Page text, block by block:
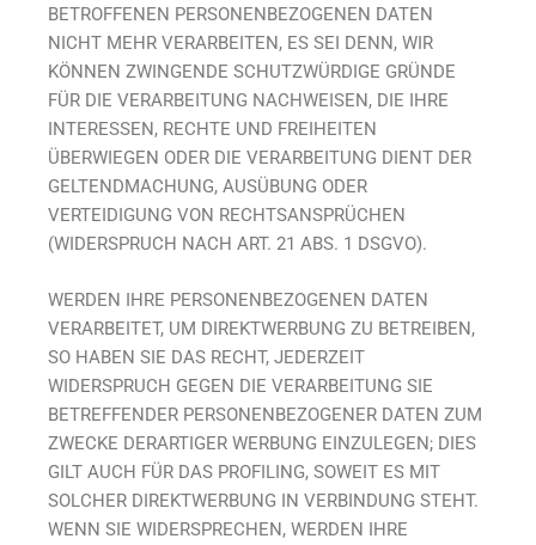
BETROFFENEN PERSONENBEZOGENEN DATEN
NICHT MEHR VERARBEITEN, ES SEI DENN, WIR
KÖNNEN ZWINGENDE SCHUTZWÜRDIGE GRÜNDE
FÜR DIE VERARBEITUNG NACHWEISEN, DIE IHRE
INTERESSEN, RECHTE UND FREIHEITEN
ÜBERWIEGEN ODER DIE VERARBEITUNG DIENT DER
GELTENDMACHUNG, AUSÜBUNG ODER
VERTEIDIGUNG VON RECHTSANSPRÜCHEN
(WIDERSPRUCH NACH ART. 21 ABS. 1 DSGVO).
WERDEN IHRE PERSONENBEZOGENEN DATEN
VERARBEITET, UM DIREKTWERBUNG ZU BETREIBEN,
SO HABEN SIE DAS RECHT, JEDERZEIT
WIDERSPRUCH GEGEN DIE VERARBEITUNG SIE
BETREFFENDER PERSONENBEZOGENER DATEN ZUM
ZWECKE DERARTIGER WERBUNG EINZULEGEN; DIES
GILT AUCH FÜR DAS PROFILING, SOWEIT ES MIT
SOLCHER DIREKTWERBUNG IN VERBINDUNG STEHT.
WENN SIE WIDERSPRECHEN, WERDEN IHRE